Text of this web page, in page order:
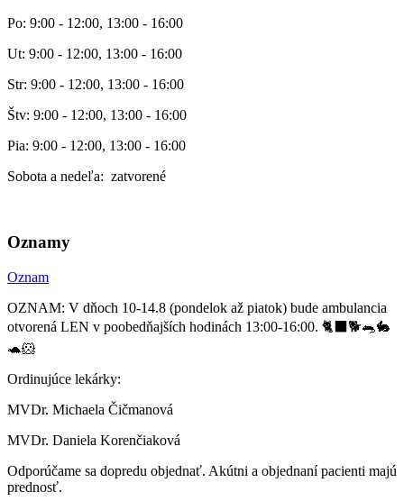
Po: 9:00 - 12:00, 13:00 - 16:00
Ut: 9:00 - 12:00, 13:00 - 16:00
Str: 9:00 - 12:00, 13:00 - 16:00
Štv: 9:00 - 12:00, 13:00 - 16:00
Pia: 9:00 - 12:00, 13:00 - 16:00
Sobota a nedeľa: zatvorené
Oznamy
Oznam
OZNAM: V dňoch 10-14.8 (pondelok až piatok) bude ambulancia
otvorená LEN v poobedňajších hodinách 13:00-16:00. 🐈‍⬛🐕🐀🐇
🐢🐹
Ordinujúce lekárky:
MVDr. Michaela Čičmanová
MVDr. Daniela Korenčiaková
Odporúčame sa dopredu objednať. Akútni a objednaní pacienti majú
prednosť.